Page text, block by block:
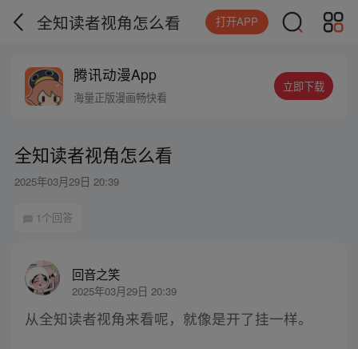
全知读者视角怎么看 打开APP
腾讯动漫App
海量正版漫画畅快看
立即下载
全知读者视角怎么看
2025年03月29日 20:39
1个回答
回音之笑
2025年03月29日 20:39
从全知读者视角来看呢，就像是开了挂一样。